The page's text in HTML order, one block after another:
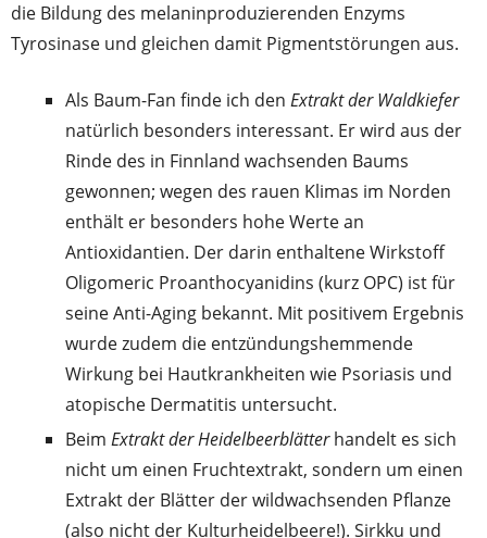
die Bildung des melaninproduzierenden Enzyms
Tyrosinase und gleichen damit Pigmentstörungen aus.
Als Baum-Fan finde ich den Extrakt der Waldkiefer
natürlich besonders interessant. Er wird aus der
Rinde des in Finnland wachsenden Baums
gewonnen; wegen des rauen Klimas im Norden
enthält er besonders hohe Werte an
Antioxidantien. Der darin enthaltene Wirkstoff
Oligomeric Proanthocyanidins (kurz OPC) ist für
seine Anti-Aging bekannt. Mit positivem Ergebnis
wurde zudem die entzündungshemmende
Wirkung bei Hautkrankheiten wie Psoriasis und
atopische Dermatitis untersucht.
Beim Extrakt der Heidelbeerblätterhandelt es sich
nicht um einen Fruchtextrakt, sondern um einen
Extrakt der Blätter der wildwachsenden Pflanze
(also nicht der Kulturheidelbeere!). Sirkku und